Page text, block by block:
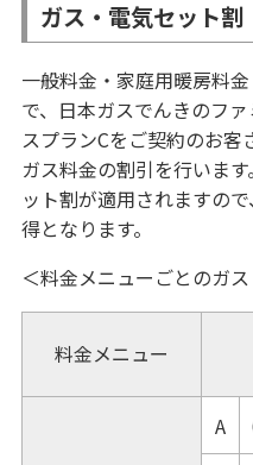
ガス・電気セット割
一般料金・家庭用暖房料
で、日本ガスでんきのフ
スプランCをご契約のお客
ガス料金の割引を行いま
ット割が適用されますの
得となります。
＜料金メニューごとのガ
料金メニュー
A